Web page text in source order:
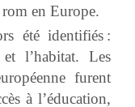
en Europe.
été identifiés :
l’habitat. Les
furent
à l’éducation,